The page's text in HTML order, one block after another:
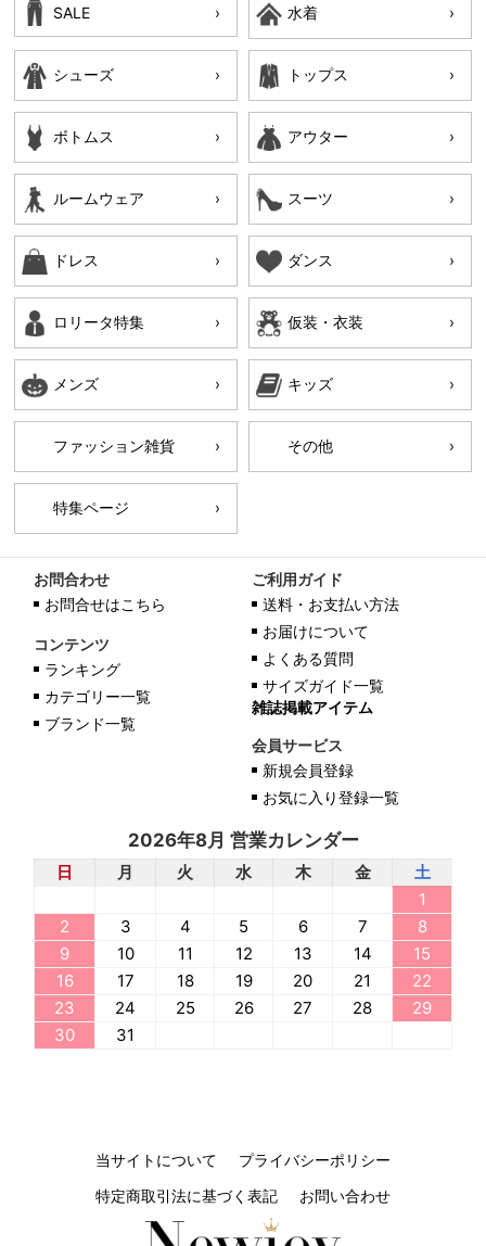
SALE 水着
シューズ トップス
ボトムス アウター
ルームウェア スーツ
ドレス ダンス
ロリータ特集 仮装・衣装
メンズ キッズ
ファッション雑貨 その他
特集ページ
お問合わせ
お問合せはこちら
コンテンツ
ランキング
カテゴリー一覧
ブランド一覧
ご利用ガイド
送料・お支払い方法
お届けについて
よくある質問
サイズガイド一覧
雑誌掲載アイテム
会員サービス
新規会員登録
お気に入り登録一覧
2026年8月 営業カレンダー
日 月 火 水 木 金
土
1
2
3 4 5 6 7
8
9
10 11 12 13 14
15
16
17 18 19 20 21
22
23
24 25 26 27 28
29
30
31
当サイトについて
プライバシーポリシー
特定商取引法に基づく表記
お問い合わせ